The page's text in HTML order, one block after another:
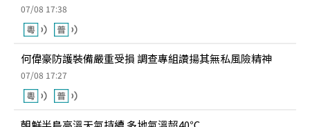
07/08 17:38
何偉豪防護裝備嚴重受損 調查專組讚揚其無私風險精神
07/08 17:27